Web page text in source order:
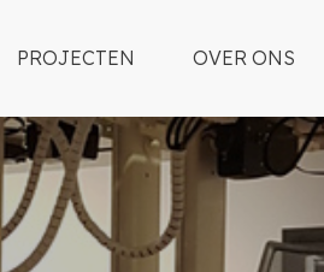
PROJECTEN OVER ONS